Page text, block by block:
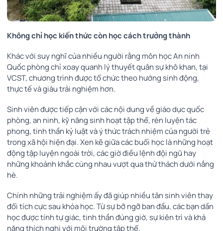
Không chỉ học kiến thức còn học cách trưởng thành
Khác với suy nghĩ của nhiều người rằng môn học An ninh
Quốc phòng chỉ xoay quanh lý thuyết quân sự khô khan, tại
VCST, chương trình được tổ chức theo hướng sinh động,
thực tế và giàu trải nghiệm hơn.
Sinh viên được tiếp cận với các nội dung về giáo dục quốc
phòng, an ninh, kỹ năng sinh hoạt tập thể, rèn luyện tác
phong, tinh thần kỷ luật và ý thức trách nhiệm của người trẻ
trong xã hội hiện đại. Xen kẽ giữa các buổi học là những hoạt
động tập luyện ngoài trời, các giờ điều lệnh đội ngũ hay
những khoảnh khắc cùng nhau vượt qua thử thách dưới nắng
hè.
Chính những trải nghiệm ấy đã giúp nhiều tân sinh viên thay
đổi tích cực sau khóa học. Từ sự bỡ ngỡ ban đầu, các bạn dần
học được tính tự giác, tinh thần đúng giờ, sự kiên trì và khả
năng thích nghi với môi trường tập thể.